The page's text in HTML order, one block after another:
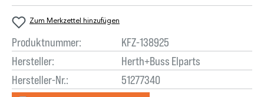
Zum Merkzettel hinzufügen
Produktnummer:
KFZ-138925
Hersteller:
Herth+Buss Elparts
Hersteller-Nr.:
51277340